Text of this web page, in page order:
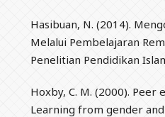
Hasibuan, N. (2014).
Melalui Pembelajaran
Penelitian Pendidikan
Hoxby, C. M. (2000). Peer
Learning from gender